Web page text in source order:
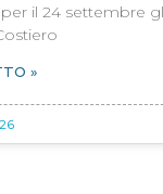
il 24 settembre
»